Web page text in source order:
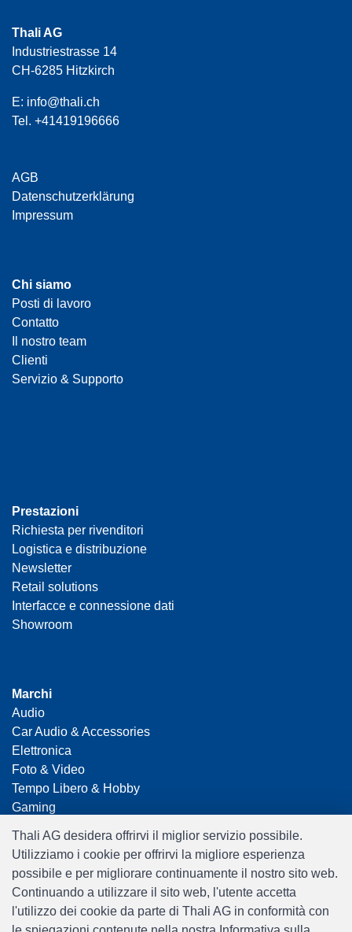
Thali AG
Industriestrasse 14
CH-6285 Hitzkirch
E: info@thali.ch
Tel. +41419196666
AGB
Datenschutzerklärung
Impressum
Chi siamo
Posti di lavoro
Contatto
Il nostro team
Clienti
Servizio & Supporto
Prestazioni
Richiesta per rivenditori
Logistica e distribuzione
Newsletter
Retail solutions
Interfacce e connessione dati
Showroom
Marchi
Audio
Car Audio & Accessories
Elettronica
Foto & Video
Tempo Libero & Hobby
Gaming
Smart Home
Thali AG desidera offrirvi il miglior servizio possibile.
Utilizziamo i cookie per offrirvi la migliore esperienza
possibile e per migliorare continuamente il nostro sito web.
Continuando a utilizzare il sito web, l'utente accetta
l'utilizzo dei cookie da parte di Thali AG in conformità con